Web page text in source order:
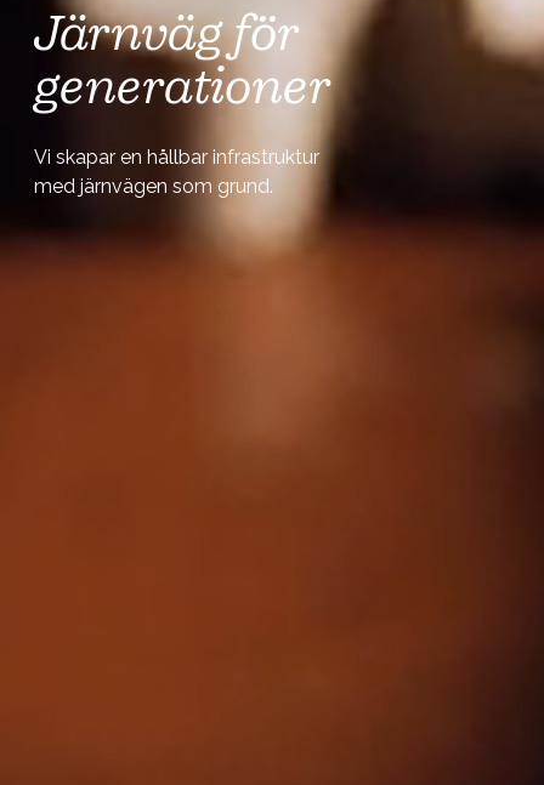
Järnväg för
generationer
Vi skapar en hållbar infrastruktur
med järnvägen som grund.